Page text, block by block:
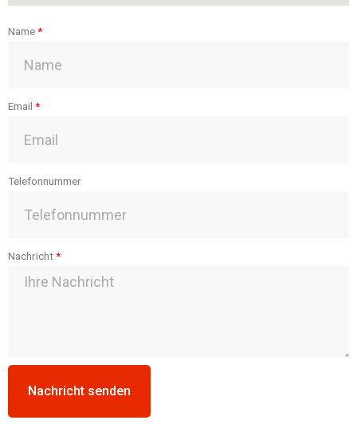
Name
Email
Telefonnummer
Nachricht
Nachricht senden